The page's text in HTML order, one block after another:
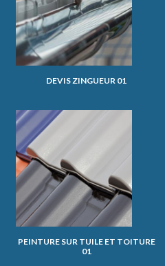
DEVIS ZINGUEUR 01
PEINTURE SUR TUILE ET TOITURE
01